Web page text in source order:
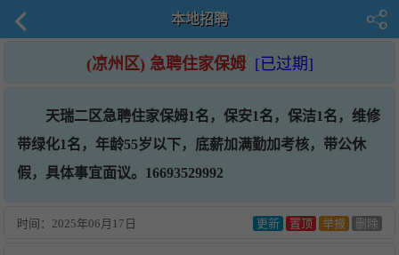
本地招聘
(凉州区) 急聘住家保姆 [已过期]
天瑞二区急聘住家保姆1名，保安1名，保洁1名，维修
带绿化1名，年龄55岁以下，底薪加满勤加考核，带公休
假，具体事宜面议。16693529992
时间： 2025年06月17日 更新 置顶 举报 删除